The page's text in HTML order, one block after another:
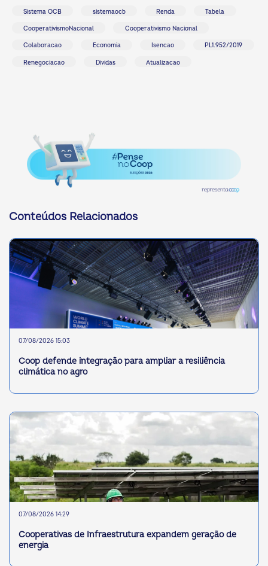
Sistema OCB sistemaocb Renda Tabela
CooperativismoNacional Cooperativismo Nacional
Colaboracao Economia Isencao PL1.952/2019
Renegociacao Dividas Atualizacao
Conteúdos Relacionados
07/08/2026 15:03
Coop defende integração para ampliar a resiliência
climática no agro
07/08/2026 14:29
Cooperativas de Infraestrutura expandem geração de
energia